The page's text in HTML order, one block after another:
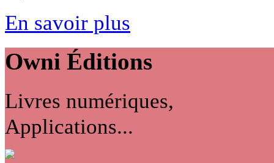
En savoir plus
Owni Éditions
Livres numériques,
Applications...